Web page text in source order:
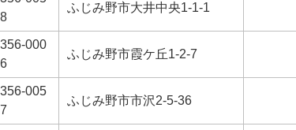
8
ふじみ野市大井中央1-1-1
356-000
6
ふじみ野市霞ケ丘1-2-7
356-005
7
ふじみ野市市沢2-5-36